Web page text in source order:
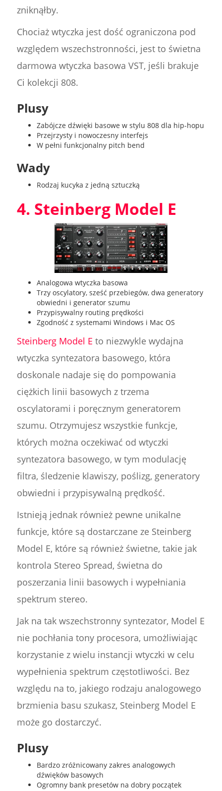
zniknąłby.
Chociaż wtyczka jest dość ograniczona pod
względem wszechstronności, jest to świetna
darmowa wtyczka basowa VST, jeśli brakuje
Ci kolekcji 808.
Plusy
Zabójcze dźwięki basowe w stylu 808 dla hip-hopu
Przejrzysty i nowoczesny interfejs
W pełni funkcjonalny pitch bend
Wady
Rodzaj kucyka z jedną sztuczką
4. Steinberg Model E
Analogowa wtyczka basowa
Trzy oscylatory, sześć przebiegów, dwa generatory
obwiedni i generator szumu
Przypisywalny routing prędkości
Zgodność z systemami Windows i Mac OS
Steinberg Model E to niezwykle wydajna
wtyczka syntezatora basowego, która
doskonale nadaje się do pompowania
ciężkich linii basowych z trzema
oscylatorami i poręcznym generatorem
szumu. Otrzymujesz wszystkie funkcje,
których można oczekiwać od wtyczki
syntezatora basowego, w tym modulację
filtra, śledzenie klawiszy, poślizg, generatory
obwiedni i przypisywalną prędkość.
Istnieją jednak również pewne unikalne
funkcje, które są dostarczane ze Steinberg
Model E, które są również świetne, takie jak
kontrola Stereo Spread, świetna do
poszerzania linii basowych i wypełniania
spektrum stereo.
Jak na tak wszechstronny syntezator, Model E
nie pochłania tony procesora, umożliwiając
korzystanie z wielu instancji wtyczki w celu
wypełnienia spektrum częstotliwości. Bez
względu na to, jakiego rodzaju analogowego
brzmienia basu szukasz, Steinberg Model E
może go dostarczyć.
Plusy
Bardzo zróżnicowany zakres analogowych
dźwięków basowych
Ogromny bank presetów na dobry początek